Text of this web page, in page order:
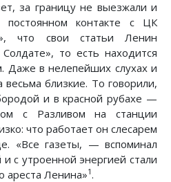
за границу не выезжали и
контакте с ЦК
что свои статьи Ленин
то есть находится
Даже в нелепейших слухах и
весьма близкие. То говорили,
и в красной рубахе —
с Разливом на станции
что работает он слесарем
«Все газеты, — вспоминал
с утроенной энергией стали
ареста Ленина»1 .